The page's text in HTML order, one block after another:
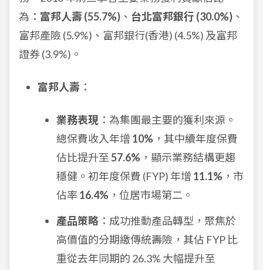
為： 富邦人壽 (55.7%) 、 台北富邦銀行 (30.0%) 、
富邦產險 (5.9%)、富邦銀行(香港) (4.5%) 及富邦
證券 (3.9%)。
富邦人壽 ：
業務表現 ：為集團最主要的獲利來源。
總保費收入年增 10% ，其中續年度保費
佔比提升至 57.6% ，顯示業務結構更趨
穩健。初年度保費 (FYP) 年增 11.1% ，市
佔率 16.4% ，位居市場第二。
產品策略 ：成功推動產品轉型，聚焦於
高價值的分期繳傳統壽險，其佔 FYP 比
重從去年同期的 26.3% 大幅提升至